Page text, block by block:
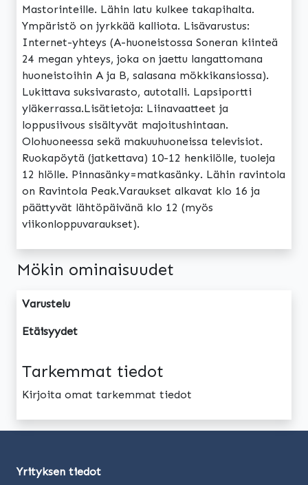
Mastorinteille. Lähin latu kulkee takapihalta.
Ympäristö on jyrkkää kalliota. Lisävarustus:
Internet-yhteys (A-huoneistossa Soneran kiinteä
24 megan yhteys, joka on jaettu langattomana
huoneistoihin A ja B, salasana mökkikansiossa).
Lukittava suksivarasto, autotalli. Lapsiportti
yläkerrassa.Lisätietoja: Liinavaatteet ja
loppusiivous sisältyvät majoitushintaan.
Olohuoneessa sekä makuuhuoneissa televisiot.
Ruokapöytä (jatkettava) 10-12 henkilölle, tuoleja
12 hlölle. Pinnasänky=matkasänky. Lähin ravintola
on Ravintola Peak.Varaukset alkavat klo 16 ja
päättyvät lähtöpäivänä klo 12 (myös
viikonloppuvaraukset).
Mökin ominaisuudet
Varustelu
Etäisyydet
Tarkemmat tiedot
Kirjoita omat tarkemmat tiedot
Yrityksen tiedot